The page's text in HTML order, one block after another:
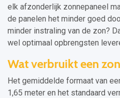
elk afzonderlijk zonnepaneel
de panelen het minder goed
minder instraling van de zon?
wel optimaal opbrengsten
Wat verbruikt een
Het gemiddelde formaat van
1,65 meter en het standaard